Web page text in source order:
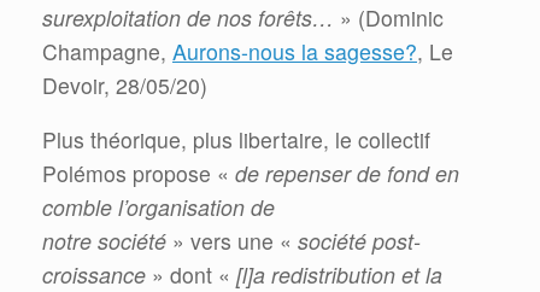
surexploitation de nos forêts… » (Dominic
Champagne, Aurons-nous la sagesse?, Le
Devoir, 28/05/20)
Plus théorique, plus libertaire, le collectif
Polémos propose « de repenser de fond en
comble l’organisation de
notre société » vers une « société post-
croissance » dont « [l]a redistribution et la